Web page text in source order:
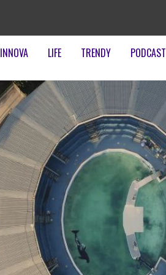
INNOVA LIFE TRENDY PODCAST